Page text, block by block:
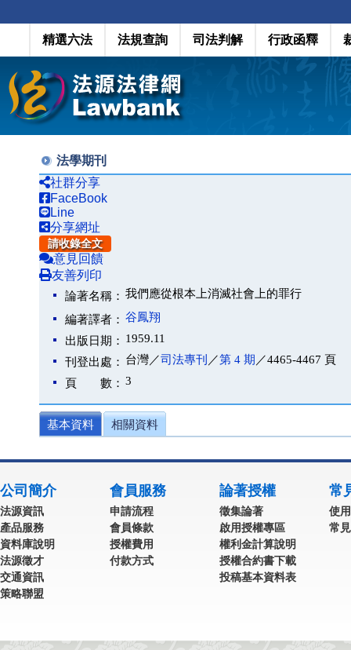
精選六法 法規查詢 司法判解 行政函釋
法學期刊
社群分享
FaceBook
Line
分享網址
請收錄全文
意見回饋
友善列印
論著名稱： 我們應從根本上消滅社會上的罪行
編著譯者： 谷鳳翔
出版日期： 1959.11
刊登出處： 台灣／司法專刊 ／第 4 期 ／4465-4467 頁
頁 數： 3
基本資料 相關資料
公司簡介
法源資訊
產品服務
資料庫說明
法源徵才
交通資訊
策略聯盟
會員服務
申請流程
會員條款
授權費用
付款方式
論著授權
徵集論著
啟用授權專區
權利金計算說明
授權合約書下載
投稿基本資料表
常
使
常